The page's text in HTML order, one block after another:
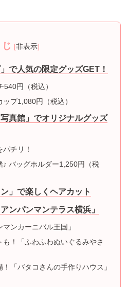
じ [非表示]
で人気の限定グッズGET！
円（税込）
プ1,080円（税込）
真館」でオリジナルグッズ
チリ！
♪ バッグホルダー1,250円（税
」で楽しくヘアカット
ンパンマンテラス横浜」
ンカーニバル王国」
！「ふわふわぬいぐるみやさ
「バタコさんの手作りハウス」